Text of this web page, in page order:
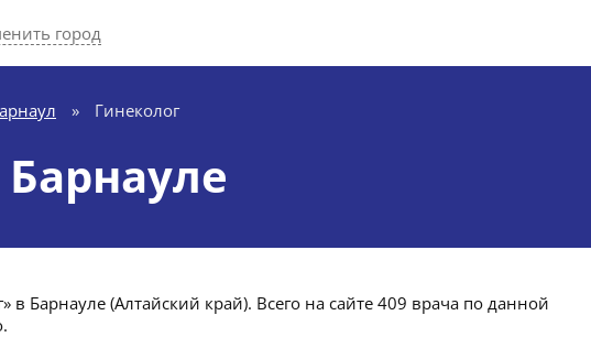
город
» Гинеколог
в Барнауле (Алтайский край). Всего на сайте 409 врача по данной